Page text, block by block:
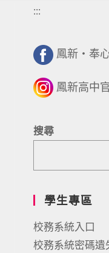
:::
鳳新・奉
鳳新高中
搜尋
學生專區
校務系統入口
校務系統密碼遺